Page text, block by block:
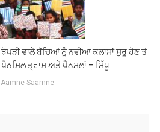
ਵਾਲੇ ਬੱਚਿਆਂ ਨੂੰ ਨਵੀਆ ਕਲਾਸਾਂ ਸੁਰੂ ਹੋਣ ਤੋ
ਤ੍ਰਾਸ ਅਤੇ ਪੈਨਸਲਾਂ – ਸਿੱਧੂ
Aamne Saamne